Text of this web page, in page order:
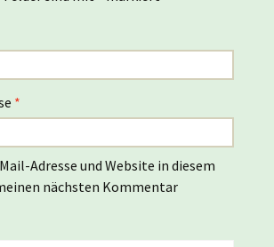
*
Adresse und Website in diesem
nächsten Kommentar